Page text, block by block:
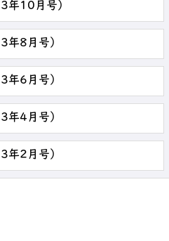
年10月号）
年8月号）
年6月号）
年4月号）
年2月号）